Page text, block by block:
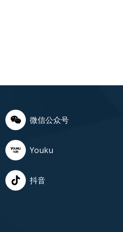
微信公众号
Youku
抖音